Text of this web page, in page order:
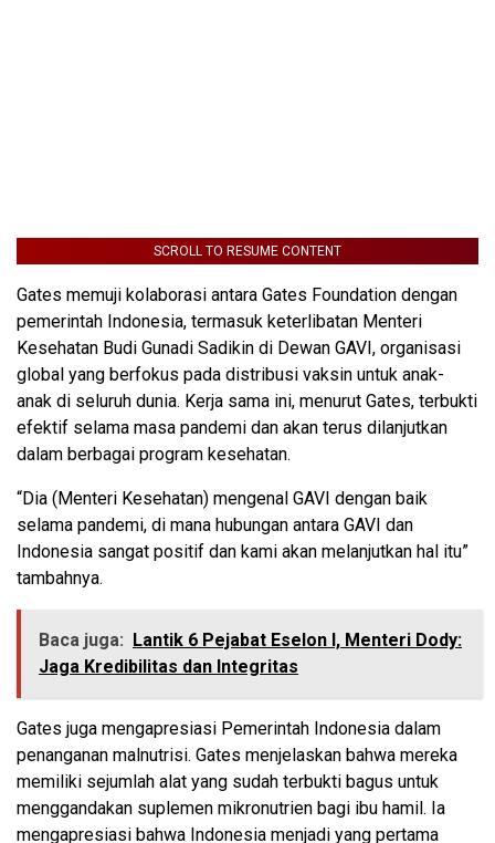
SCROLL TO RESUME CONTENT
Gates memuji kolaborasi antara Gates Foundation dengan
pemerintah Indonesia, termasuk keterlibatan Menteri
Kesehatan Budi Gunadi Sadikin di Dewan GAVI, organisasi
global yang berfokus pada distribusi vaksin untuk anak-
anak di seluruh dunia. Kerja sama ini, menurut Gates, terbukti
efektif selama masa pandemi dan akan terus dilanjutkan
dalam berbagai program kesehatan.
“Dia (Menteri Kesehatan) mengenal GAVI dengan baik
selama pandemi, di mana hubungan antara GAVI dan
Indonesia sangat positif dan kami akan melanjutkan hal itu”
tambahnya.
Baca juga: Lantik 6 Pejabat Eselon I, Menteri Dody:
Jaga Kredibilitas dan Integritas
Gates juga mengapresiasi Pemerintah Indonesia dalam
penanganan malnutrisi. Gates menjelaskan bahwa mereka
memiliki sejumlah alat yang sudah terbukti bagus untuk
menggandakan suplemen mikronutrien bagi ibu hamil. Ia
mengapresiasi bahwa Indonesia menjadi yang pertama